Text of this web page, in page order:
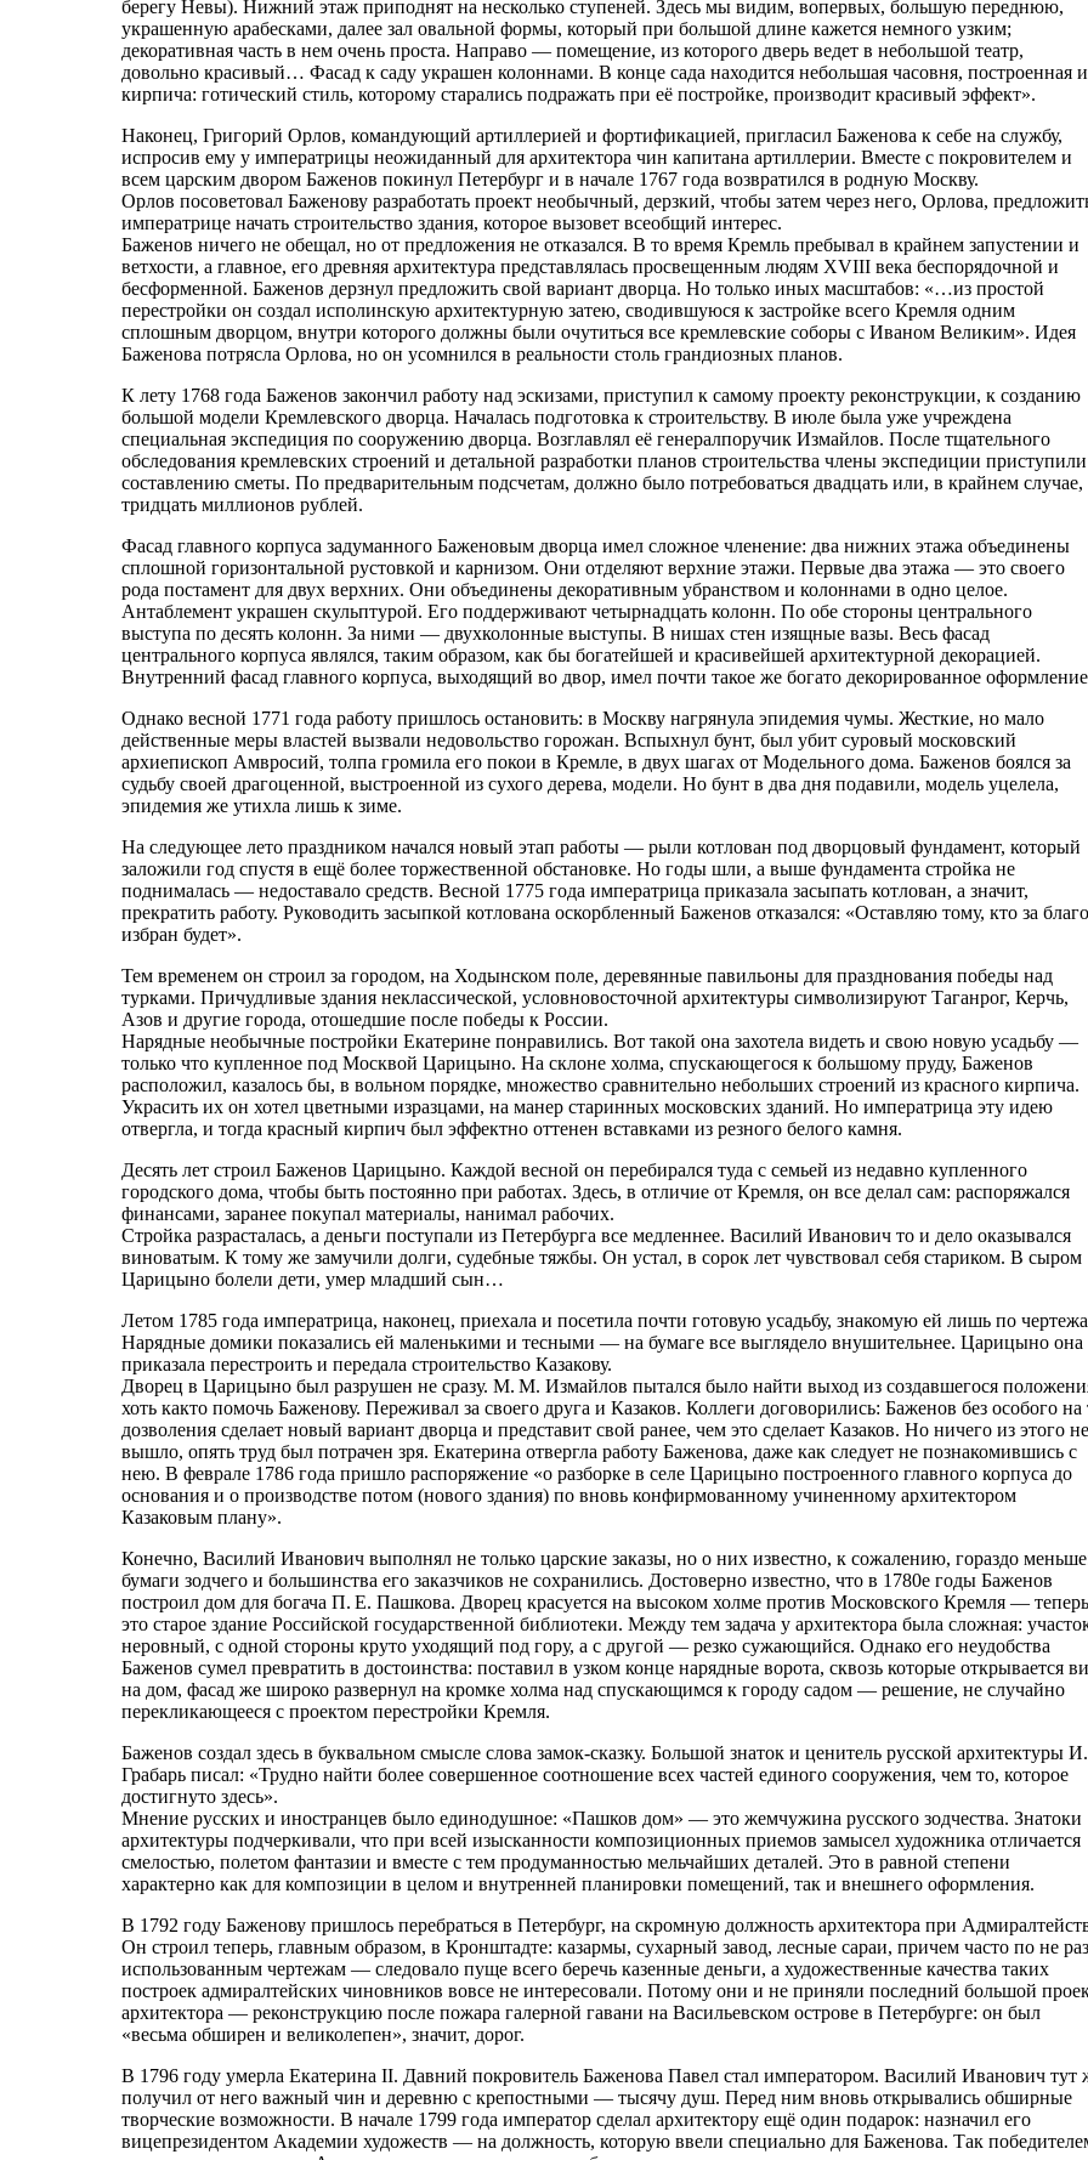
берегу Невы). Нижний этаж приподнят на несколько ступеней. Здесь мы видим, вопервых, большую переднюю,
украшенную арабесками, далее зал овальной формы, который при большой длине кажется немного узким;
декоративная часть в нем очень проста. Направо — помещение, из которого дверь ведет в небольшой театр,
довольно красивый… Фасад к саду украшен колоннами. В конце сада находится небольшая часовня, построенная
кирпича: готический стиль, которому старались подражать при её постройке, производит красивый эффект».
Наконец, Григорий Орлов, командующий артиллерией и фортификацией, пригласил Баженова к себе на службу,
испросив ему у императрицы неожиданный для архитектора чин капитана артиллерии. Вместе с покровителем и
всем царским двором Баженов покинул Петербург и в начале 1767 года возвратился в родную Москву.
Орлов посоветовал Баженову разработать проект необычный, дерзкий, чтобы затем через него, Орлова,
императрице начать строительство здания, которое вызовет всеобщий интерес.
Баженов ничего не обещал, но от предложения не отказался. В то время Кремль пребывал в крайнем запустении и
ветхости, а главное, его древняя архитектура представлялась просвещенным людям XVIII века беспорядочной и
бесформенной. Баженов дерзнул предложить свой вариант дворца. Но только иных масштабов: «…из простой
перестройки он создал исполинскую архитектурную затею, сводившуюся к застройке всего Кремля одним
сплошным дворцом, внутри которого должны были очутиться все кремлевские соборы с Иваном Великим». Идея
Баженова потрясла Орлова, но он усомнился в реальности столь грандиозных планов.
К лету 1768 года Баженов закончил работу над эскизами, приступил к самому проекту реконструкции, к созданию
большой модели Кремлевского дворца. Началась подготовка к строительству. В июле была уже учреждена
специальная экспедиция по сооружению дворца. Возглавлял её генералпоручик Измайлов. После тщательного
обследования кремлевских строений и детальной разработки планов строительства члены экспедиции
составлению сметы. По предварительным подсчетам, должно было потребоваться двадцать или, в крайнем случае,
тридцать миллионов рублей.
Фасад главного корпуса задуманного Баженовым дворца имел сложное членение: два нижних этажа объединены
сплошной горизонтальной рустовкой и карнизом. Они отделяют верхние этажи. Первые два этажа — это своего
рода постамент для двух верхних. Они объединены декоративным убранством и колоннами в одно целое.
Антаблемент украшен скульптурой. Его поддерживают четырнадцать колонн. По обе стороны центрального
выступа по десять колонн. За ними — двухколонные выступы. В нишах стен изящные вазы. Весь фасад
центрального корпуса являлся, таким образом, как бы богатейшей и красивейшей архитектурной декорацией.
Внутренний фасад главного корпуса, выходящий во двор, имел почти такое же богато декорированное
Однако весной 1771 года работу пришлось остановить: в Москву нагрянула эпидемия чумы. Жесткие, но мало
действенные меры властей вызвали недовольство горожан. Вспыхнул бунт, был убит суровый московский
архиепископ Амвросий, толпа громила его покои в Кремле, в двух шагах от Модельного дома. Баженов боялся за
судьбу своей драгоценной, выстроенной из сухого дерева, модели. Но бунт в два дня подавили, модель уцелела,
эпидемия же утихла лишь к зиме.
На следующее лето праздником начался новый этап работы — рыли котлован под дворцовый фундамент, который
заложили год спустя в ещё более торжественной обстановке. Но годы шли, а выше фундамента стройка не
поднималась — недоставало средств. Весной 1775 года императрица приказала засыпать котлован, а значит,
прекратить работу. Руководить засыпкой котлована оскорбленный Баженов отказался: «Оставляю тому, кто за благо
избран будет».
Тем временем он строил за городом, на Ходынском поле, деревянные павильоны для празднования победы над
турками. Причудливые здания неклассической, условновосточной архитектуры символизируют Таганрог, Керчь,
Азов и другие города, отошедшие после победы к России.
Нарядные необычные постройки Екатерине понравились. Вот такой она захотела видеть и свою новую усадьбу —
только что купленное под Москвой Царицыно. На склоне холма, спускающегося к большому пруду, Баженов
расположил, казалось бы, в вольном порядке, множество сравнительно небольших строений из красного кирпича.
Украсить их он хотел цветными изразцами, на манер старинных московских зданий. Но императрица эту идею
отвергла, и тогда красный кирпич был эффектно оттенен вставками из резного белого камня.
Десять лет строил Баженов Царицыно. Каждой весной он перебирался туда с семьей из недавно купленного
городского дома, чтобы быть постоянно при работах. Здесь, в отличие от Кремля, он все делал сам: распоряжался
финансами, заранее покупал материалы, нанимал рабочих.
Стройка разрасталась, а деньги поступали из Петербурга все медленнее. Василий Иванович то и дело оказывался
виноватым. К тому же замучили долги, судебные тяжбы. Он устал, в сорок лет чувствовал себя стариком. В сыром
Царицыно болели дети, умер младший сын…
Летом 1785 года императрица, наконец, приехала и посетила почти готовую усадьбу, знакомую ей лишь по
Нарядные домики показались ей маленькими и тесными — на бумаге все выглядело внушительнее. Царицыно она
приказала перестроить и передала строительство Казакову.
Дворец в Царицыно был разрушен не сразу. М. М. Измайлов пытался было найти выход из создавшегося
хоть както помочь Баженову. Переживал за своего друга и Казаков. Коллеги договорились: Баженов без особого на
дозволения сделает новый вариант дворца и представит свой ранее, чем это сделает Казаков. Но ничего из этого не
вышло, опять труд был потрачен зря. Екатерина отвергла работу Баженова, даже как следует не познакомившись с
нею. В феврале 1786 года пришло распоряжение «о разборке в селе Царицыно построенного главного корпуса до
основания и о производстве потом (нового здания) по вновь конфирмованному учиненному архитектором
Казаковым плану».
Конечно, Василий Иванович выполнял не только царские заказы, но о них известно, к сожалению, гораздо
бумаги зодчего и большинства его заказчиков не сохранились. Достоверно известно, что в 1780е годы Баженов
построил дом для богача П. Е. Пашкова. Дворец красуется на высоком холме против Московского Кремля — теперь
это старое здание Российской государственной библиотеки. Между тем задача у архитектора была сложная:
неровный, с одной стороны круто уходящий под гору, а с другой — резко сужающийся. Однако его неудобства
Баженов сумел превратить в достоинства: поставил в узком конце нарядные ворота, сквозь которые открывается
на дом, фасад же широко развернул на кромке холма над спускающимся к городу садом — решение, не случайно
перекликающееся с проектом перестройки Кремля.
Баженов создал здесь в буквальном смысле слова замок-сказку. Большой знаток и ценитель русской архитектуры И.
Грабарь писал: «Трудно найти более совершенное соотношение всех частей единого сооружения, чем то, которое
достигнуто здесь».
Мнение русских и иностранцев было единодушное: «Пашков дом» — это жемчужина русского зодчества. Знатоки
архитектуры подчеркивали, что при всей изысканности композиционных приемов замысел художника отличается
смелостью, полетом фантазии и вместе с тем продуманностью мельчайших деталей. Это в равной степени
характерно как для композиции в целом и внутренней планировки помещений, так и внешнего оформления.
В 1792 году Баженову пришлось перебраться в Петербург, на скромную должность архитектора при
Он строил теперь, главным образом, в Кронштадте: казармы, сухарный завод, лесные сараи, причем часто по не раз
использованным чертежам — следовало пуще всего беречь казенные деньги, а художественные качества таких
построек адмиралтейских чиновников вовсе не интересовали. Потому они и не приняли последний большой
архитектора — реконструкцию после пожара галерной гавани на Васильевском острове в Петербурге: он был
«весьма обширен и великолепен», значит, дорог.
В 1796 году умерла Екатерина II. Давний покровитель Баженова Павел стал императором. Василий Иванович тут
получил от него важный чин и деревню с крепостными — тысячу душ. Перед ним вновь открывались обширные
творческие возможности. В начале 1799 года император сделал архитектору ещё один подарок: назначил его
вицепрезидентом Академии художеств — на должность, которую ввели специально для Баженова. Так